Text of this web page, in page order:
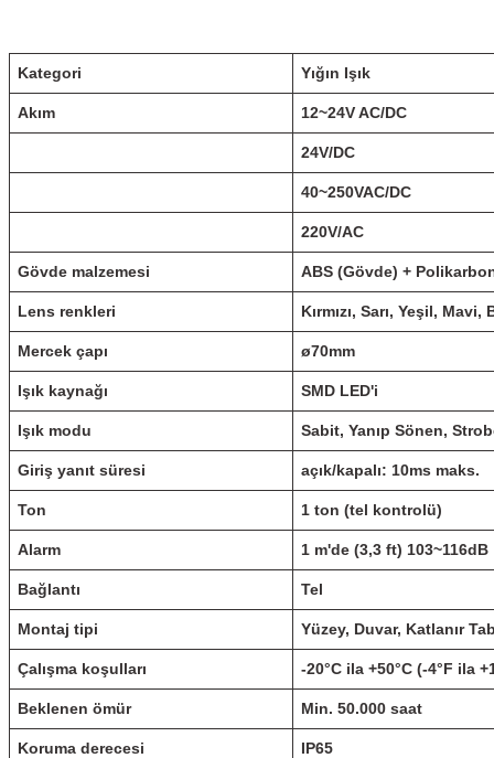
Kategori Yığın Işık
Akım 12~24V AC/DC
24V/DC
40~250VAC/DC
220V/AC
Gövde malzemesi ABS (Gövde) +
Lens renkleri Kırmızı, Sarı, Yeşil, Mavi,
Mercek çapı ø70mm
Işık kaynağı SMD LED'i
Işık modu Sabit, Yanıp Sönen,
Giriş yanıt süresi açık/kapalı: 10ms maks.
Ton 1 ton (tel kontrolü)
Alarm 1 m'de (3,3 ft) 103~116dB
Bağlantı Tel
Montaj tipi Yüzey, Duvar, Katlanır
Çalışma koşulları -20°C ila +50°C (-4°F ila
Beklenen ömür Min. 50.000 saat
Koruma derecesi IP65